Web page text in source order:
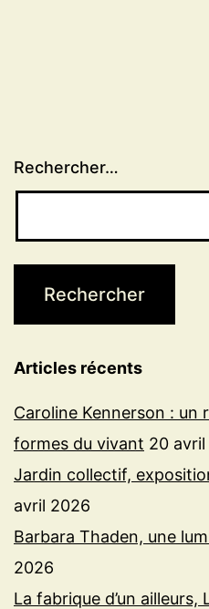
Rechercher…
Articles récents
Caroline Kennerson : un
formes du vivant 20
Jardin collectif,
avril 2026
Barbara Thaden, une
2026
La fabrique d’un ailleurs,